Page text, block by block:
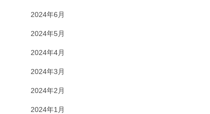
2024年6月
2024年5月
2024年4月
2024年3月
2024年2月
2024年1月